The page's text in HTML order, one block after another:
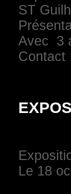
ST
Avec 3
Contact
Le 18